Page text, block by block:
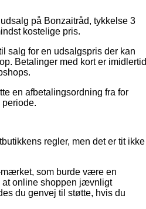
på Bonzaitråd, tykkelse 3
kostelige pris.
salg for en udsalgspris der kan
Betalinger med kort er imidlertid
en afbetalingsordning fra for
regler, men det er tit ikke
mærket, som burde være en
at online shoppen jævnligt
du genvej til støtte, hvis du